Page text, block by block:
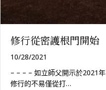
修行從密護根門開始
10/28/2021
– – – – 如立師父開示於2021
修行的不易僅從打…